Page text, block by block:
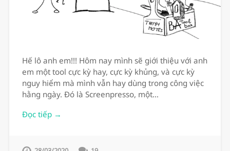
Hế lô anh em!!! Hôm nay mình sẽ giới thiệu với anh
em một tool cực kỳ hay, cực kỳ khủng, và cực kỳ
nguy hiểm mà mình vẫn hay dùng trong công việc
hằng ngày. Đó là Screenpresso, một…
Đọc tiếp →